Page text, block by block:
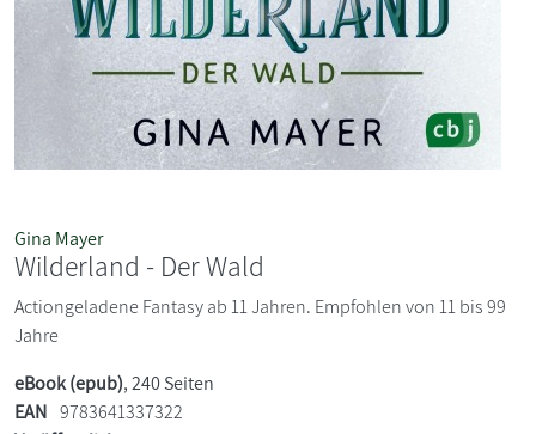
Gina Mayer
Wilderland - Der Wald
Actiongeladene Fantasy ab 11 Jahren. Empfohlen von 11 bis 99
Jahre
eBook (epub), 240 Seiten
EAN 9783641337322